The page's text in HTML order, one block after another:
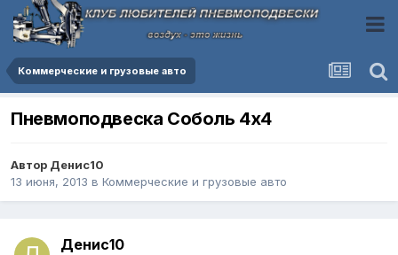
Коммерческие и грузовые авто
Пневмоподвеска Соболь 4х4
Автор Денис10
13 июня, 2013 в Коммерческие и грузовые авто
Денис10